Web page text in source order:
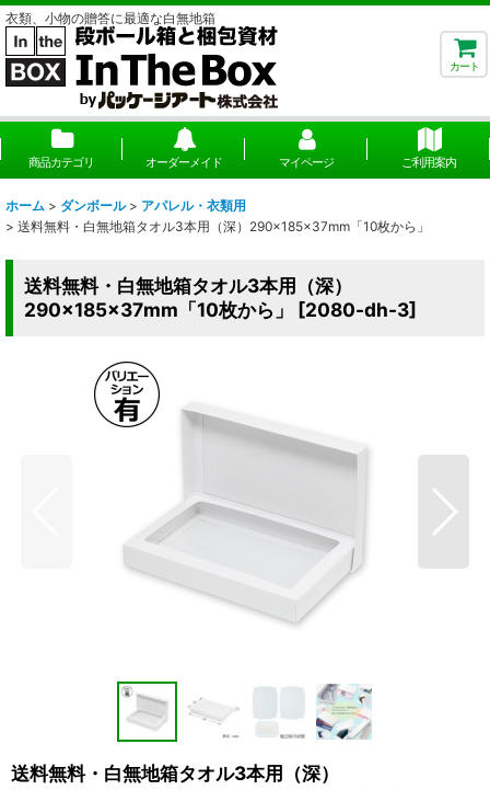
衣類、小物の贈答に最適な白無地箱
カート
商品カテゴリ オーダーメイド マイページ ご利用案内
ホーム > ダンボール > アパレル・衣類用
> 送料無料・白無地箱タオル3本用（深）290×185×37mm「10枚から」
送料無料・白無地箱タオル3本用（深）
290×185×37mm「10枚から」
[2080-dh-3]
送料無料・白無地箱タオル3本用（深）